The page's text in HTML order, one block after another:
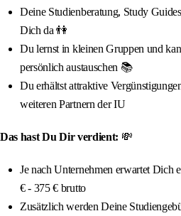
Deine Studienberatung, Study
Dich da 👫
Du lernst in kleinen Gruppen und
persönlich austauschen 📚
Du erhältst attraktive
weiteren Partnern der IU
Das hast Du Dir verdient: 💸
Je nach Unternehmen erwartet Dich
€ - 375 € brutto
Zusätzlich werden Deine